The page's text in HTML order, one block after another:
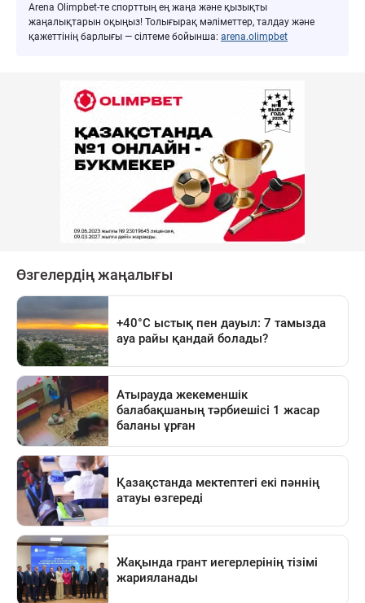
Arena Olimpbet-те спорттың ең жаңа және қызықты
жаңалықтарын оқыңыз! Толығырақ мәліметтер, талдау және
қажеттінің барлығы — сілтеме бойынша: arena.olimpbet